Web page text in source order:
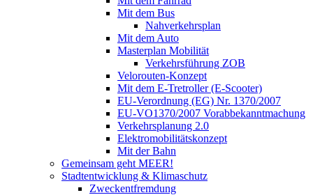
Mit dem Bus
Nahverkehrsplan
Mit dem Auto
Masterplan Mobilität
Verkehrsführung ZOB
Velorouten-Konzept
Mit dem E-Tretroller (E-Scooter)
EU-Verordnung (EG) Nr. 1370/2007
EU-VO1370/2007 Vorabbekanntmachung
Verkehrsplanung 2.0
Elektromobilitätskonzept
Mit der Bahn
Gemeinsam geht MEER!
Stadtentwicklung & Klimaschutz
Zweckentfremdung